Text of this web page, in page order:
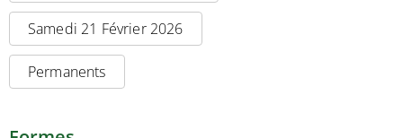
Samedi 21 Février 2026
Permanents